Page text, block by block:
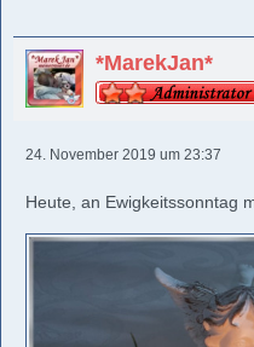
*MarekJan*
24. November 2019 um 23:37
Heute, an Ewigkeitssonntag